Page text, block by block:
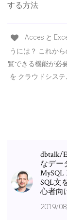
する方法
Acces と
うには？ これか
覧できる機能が必
を クラウドシス
dbtalk/
なデー
MySQL
SQL文
心者向
2019/